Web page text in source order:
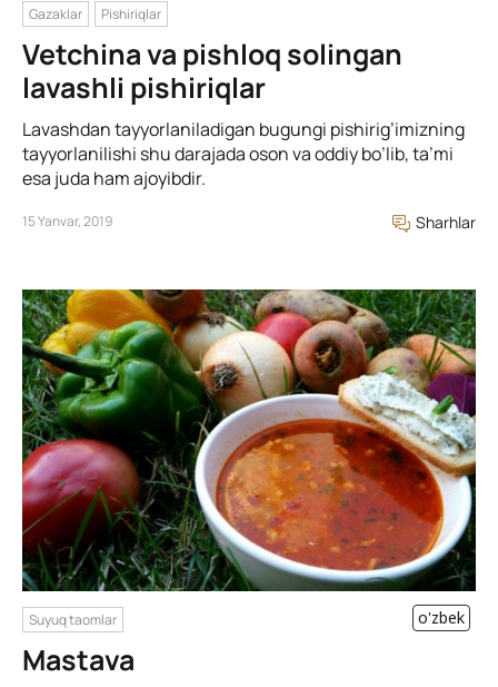
Gazaklar Pishiriqlar
Vetchina va pishloq solingan
lavashli pishiriqlar
Lavashdan tayyorlaniladigan bugungi pishirig’imizning
tayyorlanilishi shu darajada oson va oddiy bo’lib, ta’mi
esa juda ham ajoyibdir.
15 Yanvar, 2019 Sharhlar
Suyuq taomlar o'zbek
Mastava